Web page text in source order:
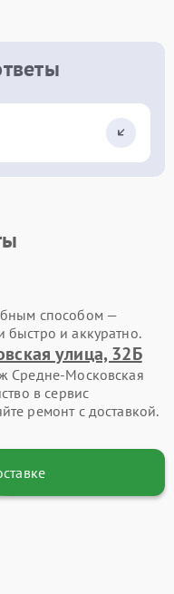
способом —
и аккуратно.
улица, 32Б
Средне-Московская
в сервис
ремонт с доставкой.